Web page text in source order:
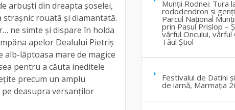
arbuști din dreapta șoselei,
strașnic rouată și diamantată.
ne simte și dispare în holda
apelor Dealului Pietriș
alb-lăptoasa mare de magice
pentru a căuta ineditele
precum un amplu
pe deasupra versanților
Munții Rodnei: Tura
rododendron și
Parcul Național
prin Pasul Prislop –
vârful Oncului, vârful
Tăul Știol
Festivalul de Datini
de iarnă, Marmația